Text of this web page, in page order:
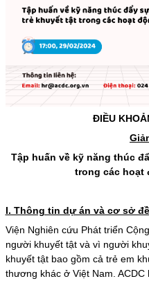
ĐIỀU
Tập huấn về kỹ năng thúc
trong các hoạt
I. Thông tin dự án và cơ sở
Viện Nghiên cứu Phát triển
người khuyết tật và vì người
khuyết tật bao gồm cả trẻ em
thương khác ở Việt Nam.